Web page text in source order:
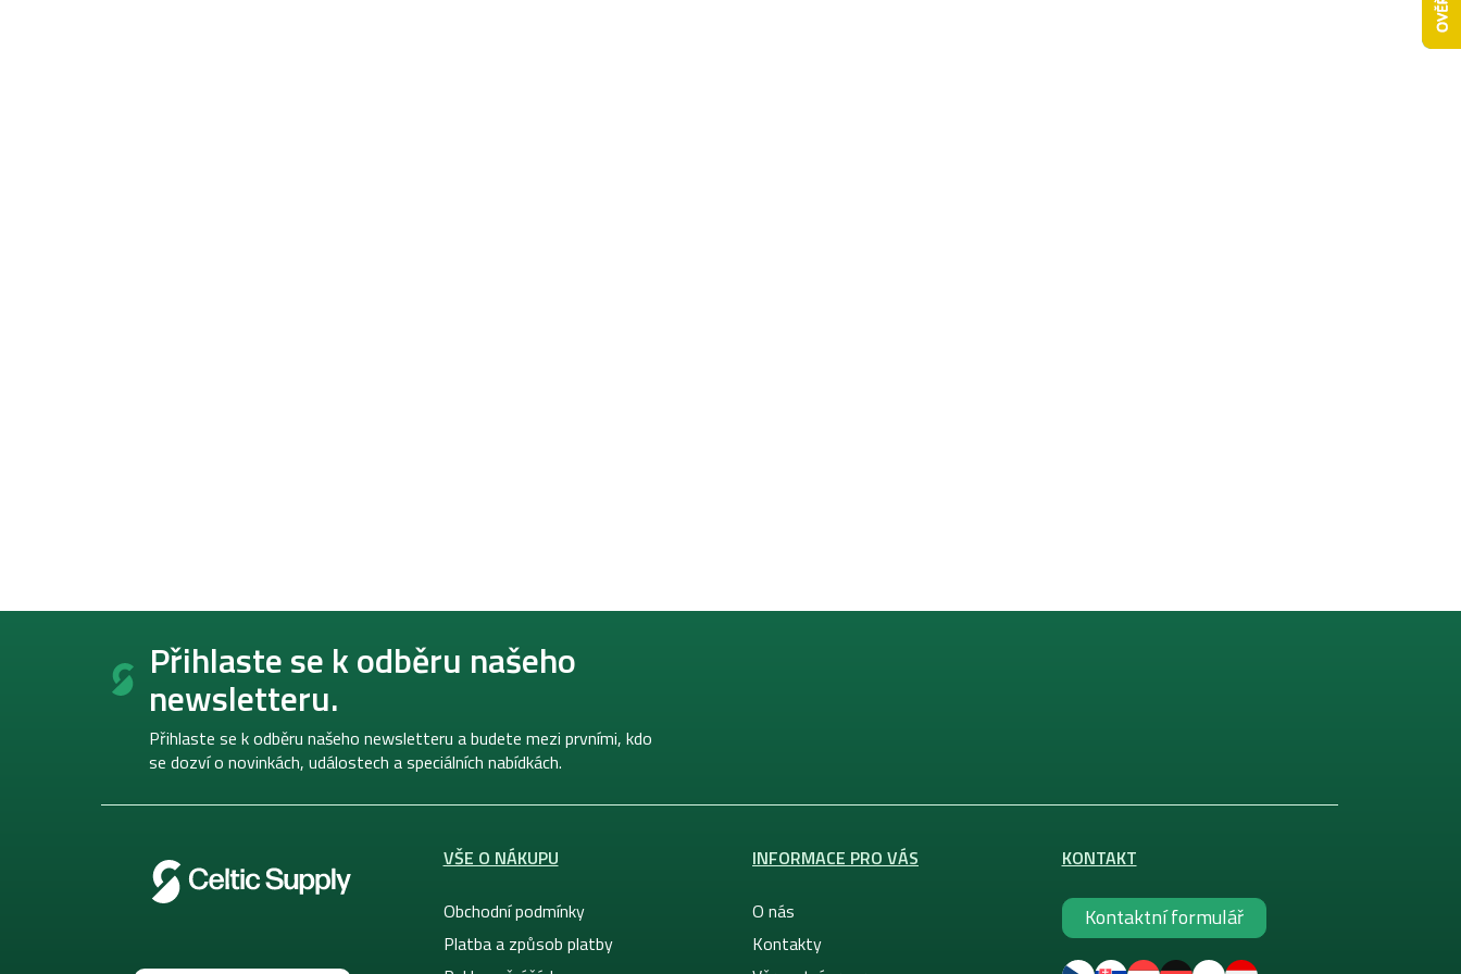
Z
Přihlaste se k odběru našeho
newsletteru.
Přihlaste se k odběru našeho newsletteru a budete mezi prvními, kdo
se dozví o novinkách, událostech a speciálních nabídkách.
VŠE O NÁKUPU
Obchodní podmínky
Platba a způsob platby
INFORMACE PRO VÁS
O nás
Kontakty
KONTAKT
Kontaktní formulář